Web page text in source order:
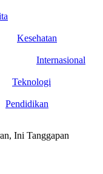
Kesehatan
Internasional
Teknologi
Pendidikan
Ini Tanggapan